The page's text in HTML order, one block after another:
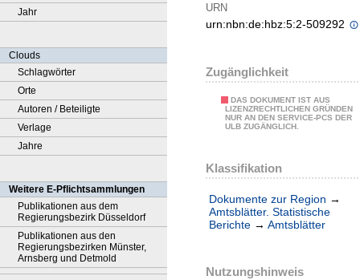
Jahr
Clouds
Schlagwörter
Orte
Autoren / Beteiligte
Verlage
Jahre
Weitere E-Pflichtsammlungen
Publikationen aus dem
Regierungsbezirk Düsseldorf
Publikationen aus den
Regierungsbezirken Münster,
Arnsberg und Detmold
URN
urn:nbn:de:hbz:5:2-509292
Zugänglichkeit
DAS DOKUMENT IST AUS
LIZENZRECHTLICHEN GRÜNDEN
NUR AN DEN SERVICE-PCS DER
ULB ZUGÄNGLICH.
Klassifikation
Dokumente zur Region →
Amtsblätter. Statistische
Berichte → Amtsblätter
Nutzungshinweis